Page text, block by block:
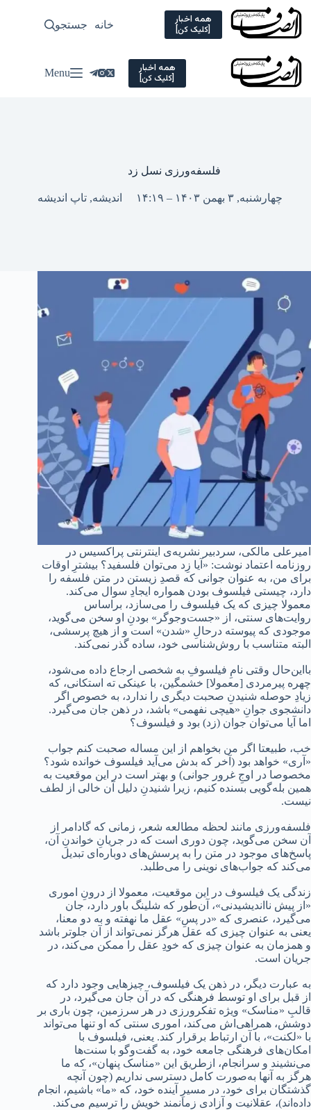
Skip
content
همه اخبار
[کلیک کن] خانه سیاسی
جستجو
همه اخبار
[کلیک کن] Menu
فلسفه‌ورزی نسل زد
چهارشنبه, ۳ بهمن ۱۴۰۳ – ۱۴:۱۹ اندیشه, تاپ اندیشه
امیرعلی مالکی، سردبیر نشریه‌ی اینترنتی پراکسیس در
روزنامه اعتماد نوشت: «آیا زِد می‌توان فلسفید؟ بیشترِ اوقات
برای من، به عنوان جوانی که قصدِ زیستن در متن فلسفه را
دارد، چیستی فیلسوف بودن همواره ایجادِ سوال می‌کند.
معمولا چیزی که یک فیلسوف را می‌سازد، براساس
روایت‌های سنتی، از «جست‌وجوگر» بودنِ او سخن می‌گوید،
موجودی که پیوسته درحالِ «شدن» است و از هیچ پرسشی،
البته متناسب با روش‌شناسی خود، ساده گذر نمی‌کند.
بااین‌حال وقتی نامِ فیلسوفِ به شخصی ارجاع داده می‌شود،
چهره پیرمردی [معمولا] خشمگین، با عینکی ته استکانی، که
زیادِ حوصله شنیدنِ صحبت دیگری را ندارد، به‌ خصوص اگر
دانشجوی جوانِ «هیچی نفهمی» باشد، در ذهن جان می‌گیرد.
اما آیا می‌توان جوان (زد) بود و فیلسوف؟
خب، طبیعتا اگر من بخواهم از این مساله صحبت کنم جواب
«آری» خواهد بود (آخر که بدش می‌آید فیلسوف خوانده شود؟
مخصوصا در اوجِ غرور جوانی) و بهتر است در این موقعیت به
همین بله‌گویی بسنده کنیم، زیرا شنیدنِ دلیل آن خالی از لطف
نیست.
فلسفه‌ورزی ‌مانند لحظه مطالعه شعر، زمانی که گادامر از
آن سخن می‌گوید، چون دوری است که در جریانِ خواندنِ آن،
پاسخ‌های موجود در متن را به پرسش‌های دوباره‌ای تبدیل
می‌کند که جواب‌های نوینی را می‌طلبد.
زندگی یک فیلسوف در این موقعیت، معمولا از درونِ اموری
«از پیش نااندیشیدنی»، آن‌طور که شلینگ باور دارد، جان
می‌گیرد، عنصری که «در پسِ» عقل ما نهفته و به دو معنا،
یعنی به عنوان چیزی که عقل هرگز نمی‌تواند از آن جلوتر باشد
و همزمان به عنوان چیزی که خودِ عقل را ممکن می‌کند، در
جریان است.
به عبارت دیگر، در ذهن یک فیلسوف، چیزهایی وجود دارد که
از قبل برای او توسط فرهنگی که در آن جان می‌گیرد، در
قالبِ «مناسک» ویژه تفکرورزی در هر سرزمین، چون باری بر
دوشش، همراهی‌اش می‌کند، اموری سنتی که او تنها می‌تواند
با «لکنت»، با آن ارتباط برقرار کند. یعنی، فیلسوف با
امکان‌های فرهنگی جامعه خود، به گفت‌وگو با سنت‌ها
می‌نشیند و سرانجام، ازطریق این «مناسک پنهان»، که ما
هرگز به آنها به‌صورت کامل دسترسی نداریم (چون آنچه
گذشتگان برای خود، در مسیرِ آینده خود، که «ما» باشیم، انجام
داده‌اند)، عقلانیت و آزادی زمانمند خویش را ترسیم می‌کند.